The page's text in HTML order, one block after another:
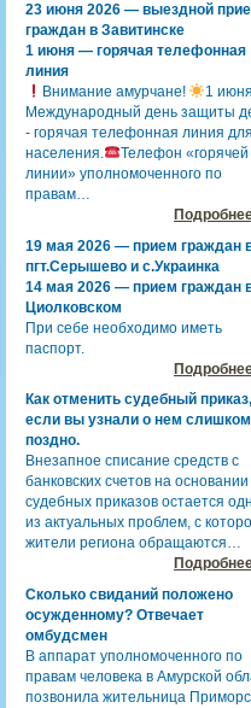
23 июня 2026 — выездной
граждан в Завитинске
1 июня — горячая телефонная
линия
Внимание амурчане!
1
Международный день защиты
- горячая телефонная линия для
населения.
Телефон «горячей
линии» уполномоченного по
правам…
19 мая 2026 — прием граждан
пгт.Серышево и с.Украинка
14 мая 2026 — прием граждан
Циолковском
При себе необходимо иметь
паспорт.
Как отменить судебный приказ,
если вы узнали о нем слишком
поздно.
Внезапное списание средств с
банковских счетов на основании
судебных приказов остается
из актуальных проблем, с
жители региона обращаются…
Сколько свиданий положено
осужденному? Отвечает
омбудсмен
В аппарат уполномоченного по
правам человека в Амурской
позвонила жительница